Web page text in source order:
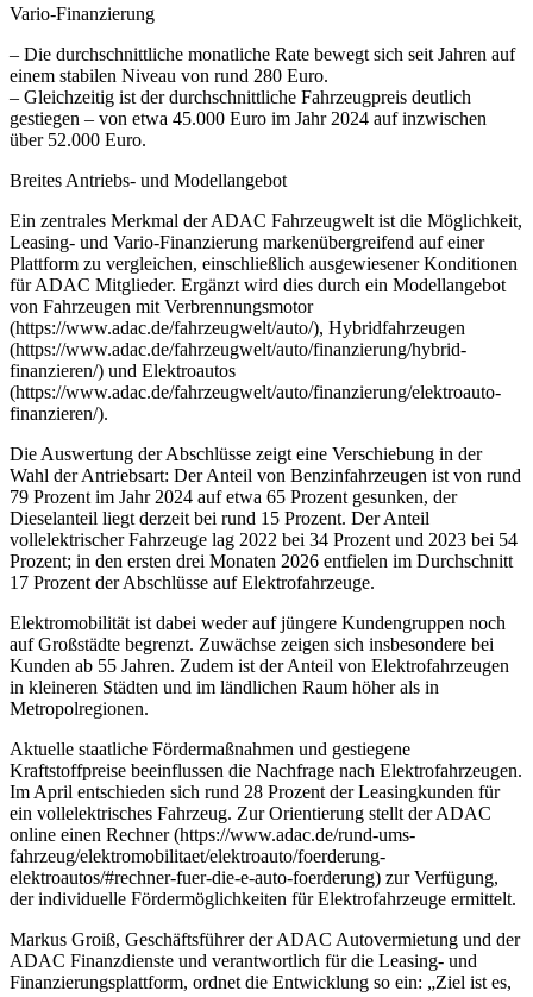
Vario-Finanzierung
– Die durchschnittliche monatliche Rate bewegt sich seit Jahren auf
einem stabilen Niveau von rund 280 Euro.
– Gleichzeitig ist der durchschnittliche Fahrzeugpreis deutlich
gestiegen – von etwa 45.000 Euro im Jahr 2024 auf inzwischen
über 52.000 Euro.
Breites Antriebs- und Modellangebot
Ein zentrales Merkmal der ADAC Fahrzeugwelt ist die Möglichkeit,
Leasing- und Vario-Finanzierung markenübergreifend auf einer
Plattform zu vergleichen, einschließlich ausgewiesener Konditionen
für ADAC Mitglieder. Ergänzt wird dies durch ein Modellangebot
von Fahrzeugen mit Verbrennungsmotor
(https://www.adac.de/fahrzeugwelt/auto/), Hybridfahrzeugen
(https://www.adac.de/fahrzeugwelt/auto/finanzierung/hybrid-
finanzieren/) und Elektroautos
(https://www.adac.de/fahrzeugwelt/auto/finanzierung/elektroauto-
finanzieren/).
Die Auswertung der Abschlüsse zeigt eine Verschiebung in der
Wahl der Antriebsart: Der Anteil von Benzinfahrzeugen ist von rund
79 Prozent im Jahr 2024 auf etwa 65 Prozent gesunken, der
Dieselanteil liegt derzeit bei rund 15 Prozent. Der Anteil
vollelektrischer Fahrzeuge lag 2022 bei 34 Prozent und 2023 bei 54
Prozent; in den ersten drei Monaten 2026 entfielen im Durchschnitt
17 Prozent der Abschlüsse auf Elektrofahrzeuge.
Elektromobilität ist dabei weder auf jüngere Kundengruppen noch
auf Großstädte begrenzt. Zuwächse zeigen sich insbesondere bei
Kunden ab 55 Jahren. Zudem ist der Anteil von Elektrofahrzeugen
in kleineren Städten und im ländlichen Raum höher als in
Metropolregionen.
Aktuelle staatliche Fördermaßnahmen und gestiegene
Kraftstoffpreise beeinflussen die Nachfrage nach Elektrofahrzeugen.
Im April entschieden sich rund 28 Prozent der Leasingkunden für
ein vollelektrisches Fahrzeug. Zur Orientierung stellt der ADAC
online einen Rechner (https://www.adac.de/rund-ums-
fahrzeug/elektromobilitaet/elektroauto/foerderung-
elektroautos/#rechner-fuer-die-e-auto-foerderung) zur Verfügung,
der individuelle Fördermöglichkeiten für Elektrofahrzeuge ermittelt.
Markus Groiß, Geschäftsführer der ADAC Autovermietung und der
ADAC Finanzdienste und verantwortlich für die Leasing- und
Finanzierungsplattform, ordnet die Entwicklung so ein: „Ziel ist es,